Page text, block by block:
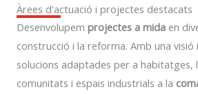
Àrees d'actuació i projectes destacats
Desenvolupem projectes a mida en
construcció i la reforma. Amb una
solucions adaptades per a habitatges,
comunitats i espais industrials a la